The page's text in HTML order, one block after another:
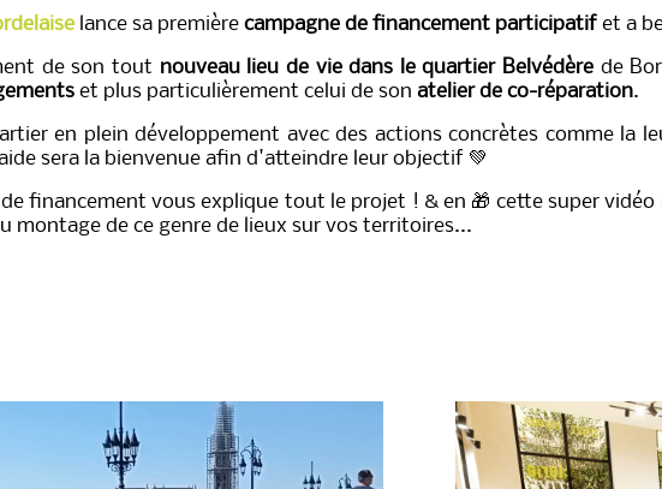
lance sa premièrecampagne de financement participatif et a
de son tout nouveau lieu de vie dans le quartier Belvédère de
et plus particulièrement celui de sonatelier de co-réparation.
en plein développement avec des actions concrètes comme la
sera la bienvenue afin d'atteindre leur objectif 💚
financement vous explique tout le projet ! & en 🎁 cette super
montage de ce genre de lieux sur vos territoires...